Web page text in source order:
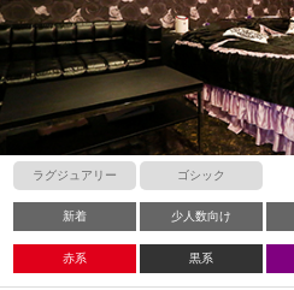
ラグジュアリー ゴシック
新着 少人数向け
赤系 黒系